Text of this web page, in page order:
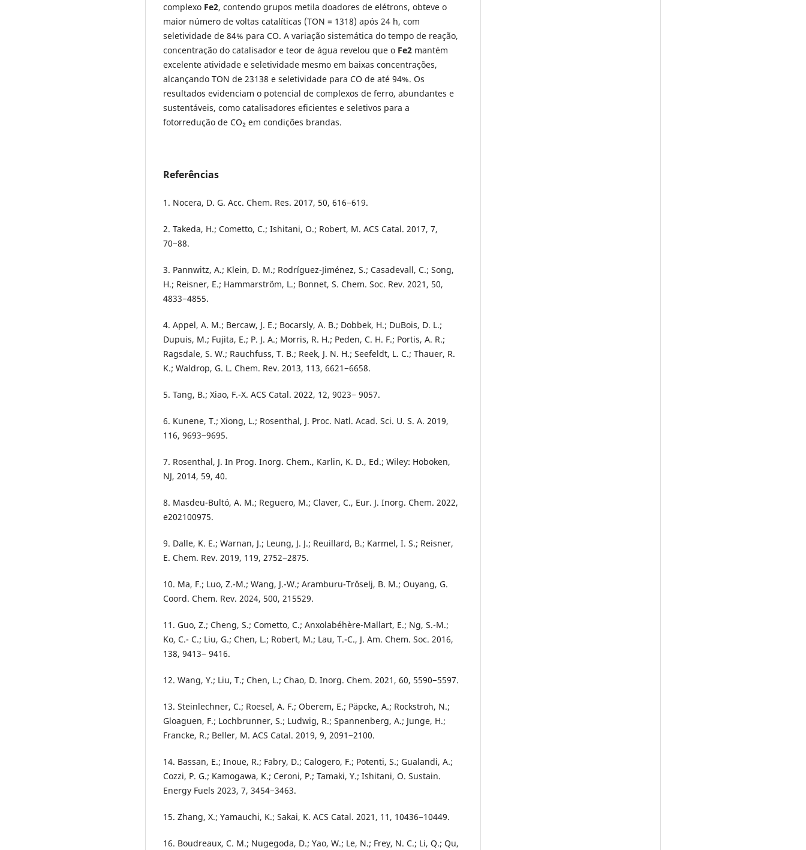
complexo Fe2, contendo grupos metila doadores de elétrons, obteve o
maior número de voltas catalíticas (TON = 1318) após 24 h, com
seletividade de 84% para CO. A variação sistemática do tempo de reação,
concentração do catalisador e teor de água revelou que o Fe2 mantém
excelente atividade e seletividade mesmo em baixas concentrações,
alcançando TON de 23138 e seletividade para CO de até 94%. Os
resultados evidenciam o potencial de complexos de ferro, abundantes e
sustentáveis, como catalisadores eficientes e seletivos para a
fotorredução de CO₂ em condições brandas.
Referências
1. Nocera, D. G. Acc. Chem. Res. 2017, 50, 616−619.
2. Takeda, H.; Cometto, C.; Ishitani, O.; Robert, M. ACS Catal. 2017, 7,
70−88.
3. Pannwitz, A.; Klein, D. M.; Rodríguez-Jiménez, S.; Casadevall, C.; Song,
H.; Reisner, E.; Hammarström, L.; Bonnet, S. Chem. Soc. Rev. 2021, 50,
4833−4855.
4. Appel, A. M.; Bercaw, J. E.; Bocarsly, A. B.; Dobbek, H.; DuBois, D. L.;
Dupuis, M.; Fujita, E.; P. J. A.; Morris, R. H.; Peden, C. H. F.; Portis, A. R.;
Ragsdale, S. W.; Rauchfuss, T. B.; Reek, J. N. H.; Seefeldt, L. C.; Thauer, R.
K.; Waldrop, G. L. Chem. Rev. 2013, 113, 6621−6658.
5. Tang, B.; Xiao, F.-X. ACS Catal. 2022, 12, 9023− 9057.
6. Kunene, T.; Xiong, L.; Rosenthal, J. Proc. Natl. Acad. Sci. U. S. A. 2019,
116, 9693−9695.
7. Rosenthal, J. In Prog. Inorg. Chem., Karlin, K. D., Ed.; Wiley: Hoboken,
NJ, 2014, 59, 40.
8. Masdeu-Bultó, A. M.; Reguero, M.; Claver, C., Eur. J. Inorg. Chem. 2022,
e202100975.
9. Dalle, K. E.; Warnan, J.; Leung, J. J.; Reuillard, B.; Karmel, I. S.; Reisner,
E. Chem. Rev. 2019, 119, 2752−2875.
10. Ma, F.; Luo, Z.-M.; Wang, J.-W.; Aramburu-Trǒselj, B. M.; Ouyang, G.
Coord. Chem. Rev. 2024, 500, 215529.
11. Guo, Z.; Cheng, S.; Cometto, C.; Anxolabéhère-Mallart, E.; Ng, S.-M.;
Ko, C.- C.; Liu, G.; Chen, L.; Robert, M.; Lau, T.-C., J. Am. Chem. Soc. 2016,
138, 9413− 9416.
12. Wang, Y.; Liu, T.; Chen, L.; Chao, D. Inorg. Chem. 2021, 60, 5590−5597.
13. Steinlechner, C.; Roesel, A. F.; Oberem, E.; Päpcke, A.; Rockstroh, N.;
Gloaguen, F.; Lochbrunner, S.; Ludwig, R.; Spannenberg, A.; Junge, H.;
Francke, R.; Beller, M. ACS Catal. 2019, 9, 2091−2100.
14. Bassan, E.; Inoue, R.; Fabry, D.; Calogero, F.; Potenti, S.; Gualandi, A.;
Cozzi, P. G.; Kamogawa, K.; Ceroni, P.; Tamaki, Y.; Ishitani, O. Sustain.
Energy Fuels 2023, 7, 3454−3463.
15. Zhang, X.; Yamauchi, K.; Sakai, K. ACS Catal. 2021, 11, 10436−10449.
16. Boudreaux, C. M.; Nugegoda, D.; Yao, W.; Le, N.; Frey, N. C.; Li, Q.; Qu,